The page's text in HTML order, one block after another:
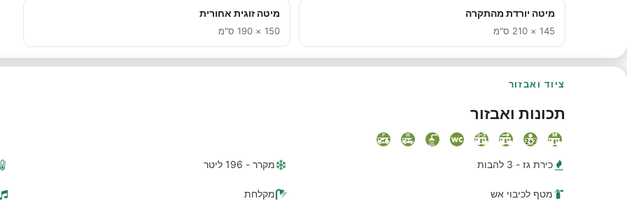
מיטה יורדת מהתקרה
145 × 210 ס"מ
מיטה זוגית אחורית
150 × 190 ס"מ
ציוד ואבזור
תכונות ואבזור
כירת גז - 3 להבות מקרר - 196 ליטר
מטף לכיבוי אש מקלחת